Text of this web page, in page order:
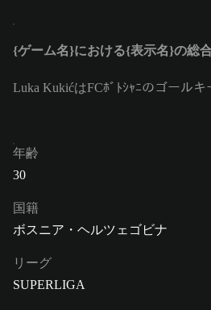
{ゲーム名}における{表示名}の総
Luka KukićはFCﾎﾞﾄｼｬﾆのゴール
年齢
30
国籍
ボスニア・ヘルツェゴビナ
リーグ
SUPERLIGA